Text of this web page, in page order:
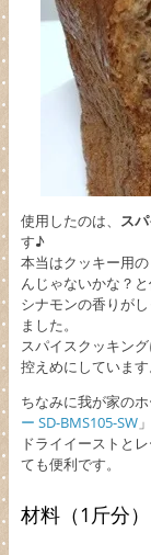
使用したのは、 ス
す♪
本当はクッキー用
んじゃないかな？と
シナモンの香りが
ました。
スパイスクッキン
控えめにしています
ちなみに我が家の
ー SD-BMS105-SW
ドライイーストと
ても便利です。
材料（1斤分）